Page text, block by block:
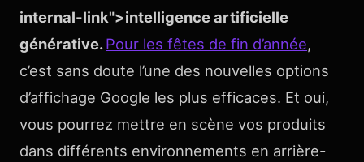
internal-link">intelligence artificielle
générative.Pour les fêtes de fin d’année,
c’est sans doute l’une des nouvelles options
d’affichage Google les plus efficaces. Et oui,
vous pourrez mettre en scène vos produits
dans différents environnements en arrière-